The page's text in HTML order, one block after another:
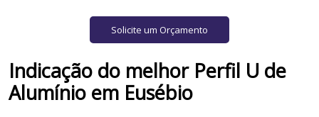
Solicite um Orçamento
Indicação do melhor Perfil U de
Alumínio em Eusébio